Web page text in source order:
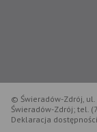
© Świeradów-Zdrój,
Świeradów-Zdrój; tel.
Deklaracja dostępności